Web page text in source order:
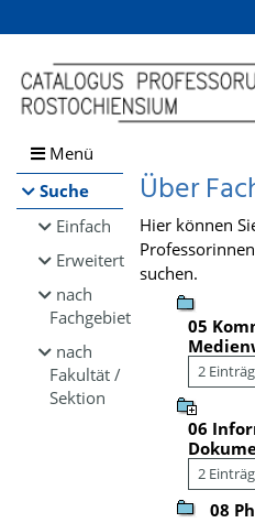
Browsen
direkt zum Inhalt
Menü
Suche
Einfach
Erweitert
nach
Fachgebiet
nach
Fakultät /
Sektion
Über
Hier können
suchen.
05
2
06
2
08